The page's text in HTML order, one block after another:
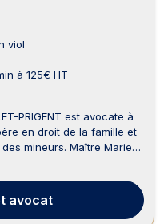
viol
à 125€ HT
PRIGENT est avocate à
en droit de la famille et
mineurs. Maître Marie-
...
avocat